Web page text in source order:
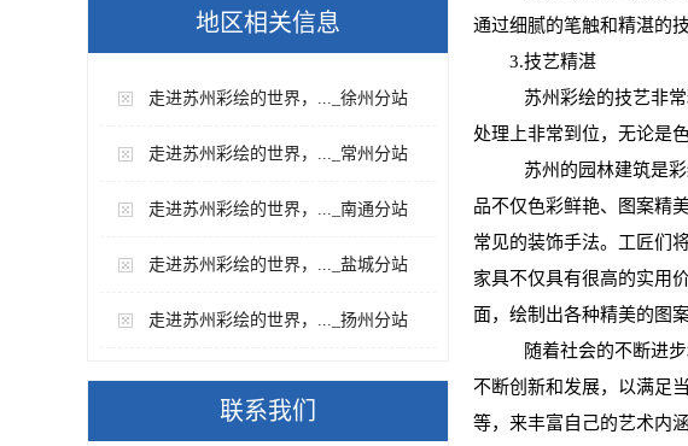
地区相关信息
走进苏州彩绘的世界，..._徐州分站
走进苏州彩绘的世界，..._常州分站
走进苏州彩绘的世界，..._南通分站
走进苏州彩绘的世界，..._盐城分站
走进苏州彩绘的世界，..._扬州分站
联系我们
通过细腻的笔触和精湛的
3.技艺精湛
苏州彩绘的技艺非
处理上非常到位，无论是
苏州的园林建筑是
品不仅色彩鲜艳、图案精
常见的装饰手法。工匠们
家具不仅具有很高的实用
面，绘制出各种精美的图
随着社会的不断进
不断创新和发展，以满足
等，来丰富自己的艺术内